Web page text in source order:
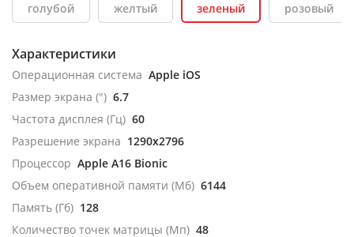
голубой желтый зеленый розовый
Характеристики
Операционная система Apple iOS
Размер экрана (") 6.7
Частота дисплея (Гц) 60
Разрешение экрана 1290x2796
Процессор Apple A16 Bionic
Объем оперативной памяти (Мб) 6144
Память (Гб) 128
Количество точек матрицы (Мп) 48